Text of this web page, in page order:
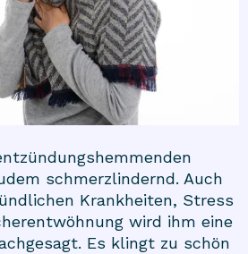
schmerzlindernd. Auch
Krankheiten, Stress
wird ihm eine
Es klingt zu schön